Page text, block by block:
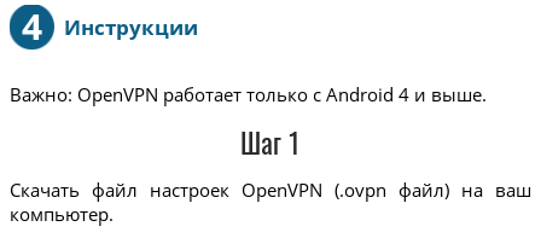
4 Инструкции
Важно: OpenVPN работает только с Android 4 и выше.
Шаг 1
Скачать файл настроек OpenVPN (.ovpn файл) на ваш
компьютер.